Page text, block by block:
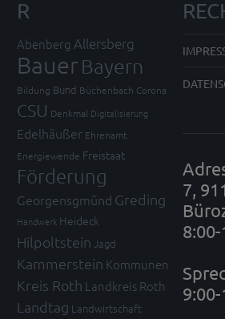
R
Abenberg Allersberg
Bauer Bayern
Bildung Bund Büchenbach Corona
CSU Denkmal Digitalisierung
Edelhäußer Ehrenamt
Energiewende Freistaat
Förderung
Georgensgmünd Greding
Handwerk Heideck
Hilpoltstein Jagd
Kammerstein Kommunen
Kreis Roth Landkreis Roth
Landtag Landwirtschaft
7,